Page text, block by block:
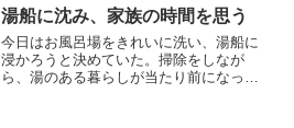
しれない。でも、誰も止めない。大人も
細かいことは言わない時代だっ...
湯船に沈み、家族の時間を思う
今日はお風呂場をきれいに洗い、湯船に
浸かろうと決めていた。掃除をしなが
ら、湯のある暮らしが当たり前になった